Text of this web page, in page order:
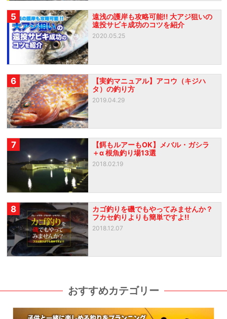
5
遠浅の護岸も攻略可能!! 大アジ狙いの
遠投サビキ成功のコツを紹介
2020.05.25
6
【実釣マニュアル】アコウ（キジハ
タ）の釣り方
2019.04.29
7
【餌もルアーもOK】メバル・ガシラ
＋α 根魚釣り場13選
2018.02.19
8
カゴ釣りを磯でもやってみませんか？
フカセ釣りよりも簡単ですよ!!
2018.12.07
おすすめカテゴリー